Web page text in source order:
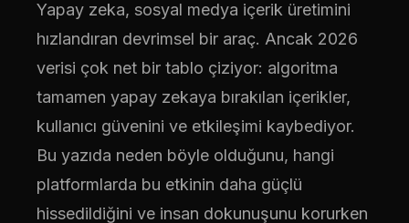
Yapay zeka, sosyal medya içerik üretimini
hızlandıran devrimsel bir araç. Ancak 2026
verisi çok net bir tablo çiziyor: algoritma
tamamen yapay zekaya bırakılan içerikler,
kullanıcı güvenini ve etkileşimi kaybediyor.
Bu yazıda neden böyle olduğunu, hangi
platformlarda bu etkinin daha güçlü
hissedildiğini ve insan dokunuşunu korurken